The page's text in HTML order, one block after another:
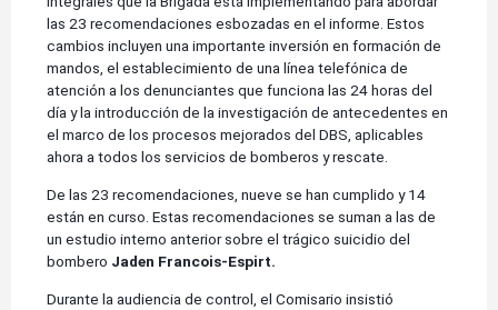
las 23 recomendaciones esbozadas en el informe. Estos
cambios incluyen una importante inversión en formación de
mandos, el establecimiento de una línea telefónica de
atención a los denunciantes que funciona las 24 horas del
día y la introducción de la investigación de antecedentes en
el marco de los procesos mejorados del DBS, aplicables
ahora a todos los servicios de bomberos y rescate.
De las 23 recomendaciones, nueve se han cumplido y 14
están en curso. Estas recomendaciones se suman a las de
un estudio interno anterior sobre el trágico suicidio del
bombero Jaden Francois-Espirt.
Durante la audiencia de control, el Comisario insistió